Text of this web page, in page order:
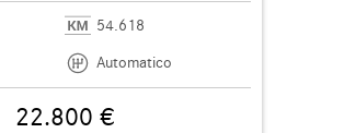
54.618
Automatico
22.800 €